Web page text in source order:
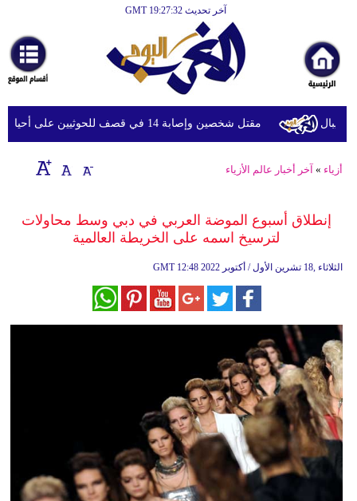
آخر تحديث GMT 19:27:32
أخبارعاجلة
رياضة
ثقافة
إقتصاد
وموسيقى
البرلمان
المغربي
مقتل شخصين وإصابة 14 في قصف للحوثيين على أحياء سكنية ومخيمات للنازحين في مأرب
أزياء » آخر أخبار عالم الأزياء
إنطلاق أسبوع الموضة العربي في دبي وسط محاولات
لترسيخ اسمه على الخريطة العالمية
GMT 12:48 2022 الثلاثاء ,18 تشرين الأول / أكتوبر